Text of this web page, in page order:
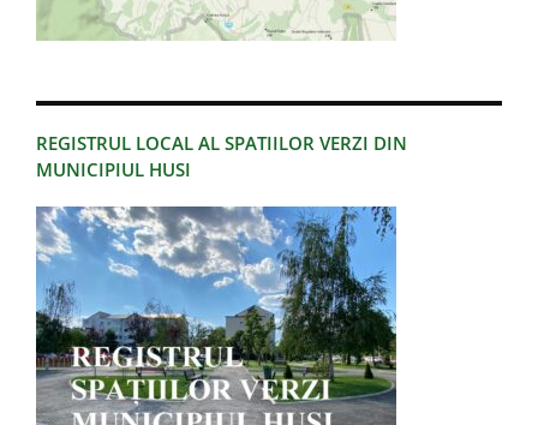
REGISTRUL LOCAL AL SPATIILOR VERZI DIN
MUNICIPIUL HUSI